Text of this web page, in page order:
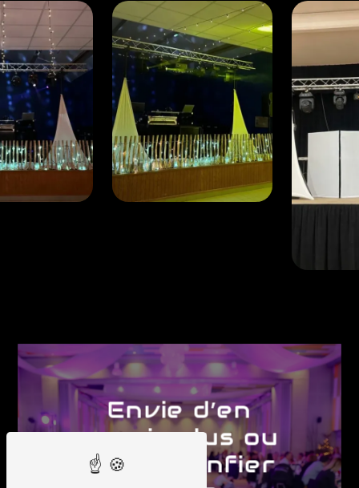
Envie d’en
savoir plus ou
de me confier